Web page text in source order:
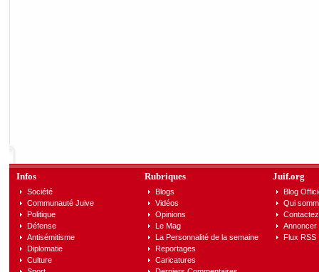
Infos
Société
Communauté Juive
Politique
Défense
Antisémitisme
Diplomatie
Culture
Rubriques
Blogs
Vidéos
Opinions
Le Mag
La Personnalité de la semaine
Reportages
Caricatures
Juif.org
Blog
Qui
Annoncer
Flux RSS